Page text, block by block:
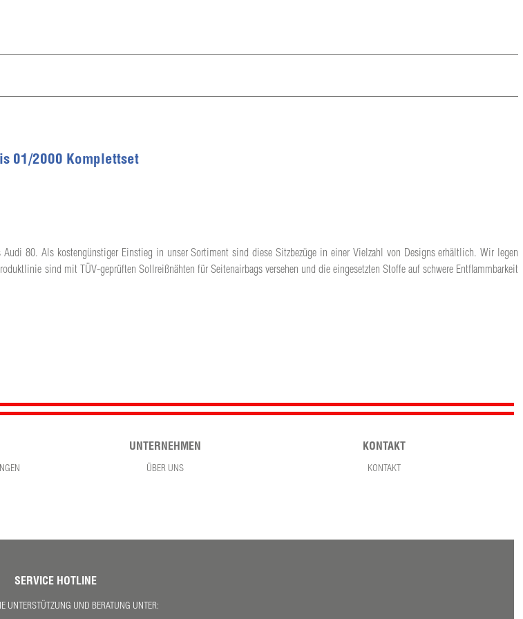
01/2000 Komplettset
80. Als kostengünstiger Einstieg in unser Sortiment sind diese Sitzbezüge in einer Vielzahl von Designs erhältlich. Wir legen
sind mit TÜV-geprüften Sollreißnähten für Seitenairbags versehen und die eingesetzten Stoffe auf schwere Entflammbarkeit
UNTERNEHMEN
ÜBER UNS
KONTAKT
KONTAKT
SERVICE HOTLINE
UNTERSTÜTZUNG UND BERATUNG UNTER: